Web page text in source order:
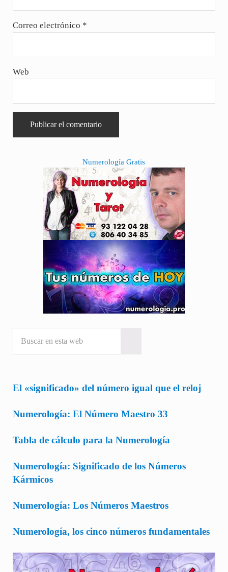
Correo electrónico *
Web
Sidebar Numerología Gratis
El «significado» del número igual que el reloj
Numerología: El Número Maestro 33
Tabla de cálculo para la Numerología
Numerología: Significado de los Números
Kármicos
Numerología: Los Números Maestros
Numerología, los cinco números fundamentales